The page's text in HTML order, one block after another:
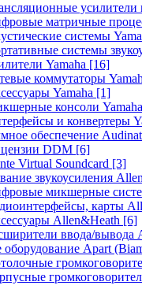
усилители
матричные
системы
системы
Yamaha [16]
коммутаторы
Yamaha [1]
консоли Yamaha
и конвертеры
обеспечение
DDM [6]
Virtual Soundcard [3]
звукоусиления
микшерные
карты
Allen&Heath [6]
ввода/вывода
оборудование Apart